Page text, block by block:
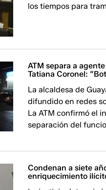
los tiempos para
ATM separa a
Tatiana Coronel:
La alcaldesa de
difundido en redes
La ATM confirmó el
separación del
Condenan a siete
enriquecimiento